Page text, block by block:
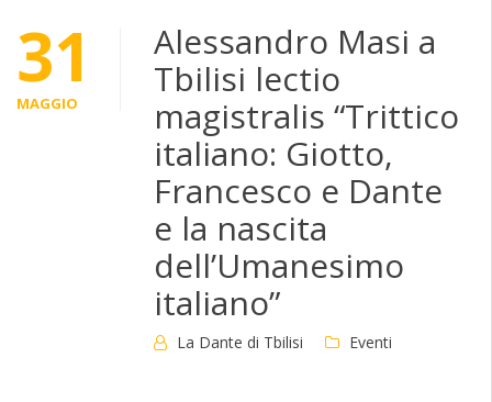
31
MAGGIO
Alessandro Masi a
Tbilisi lectio
magistralis “Trittico
italiano: Giotto,
Francesco e Dante
e la nascita
dell’Umanesimo
italiano”
La Dante di Tbilisi Eventi